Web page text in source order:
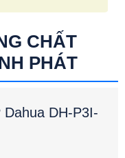
CHẤT
PHÁT
DH-P3I-